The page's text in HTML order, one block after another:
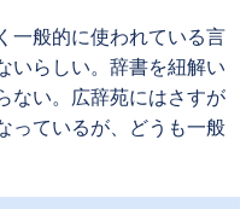
一般的に使われている言
いらしい。辞書を紐解い
ない。広辞苑にはさすが
っているが、どうも一般